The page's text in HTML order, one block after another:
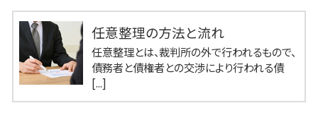
任意整理の方法と流れ
任意整理とは、裁判所の外で行われるもので、
債務者と債権者との交渉により行われる債
[...]